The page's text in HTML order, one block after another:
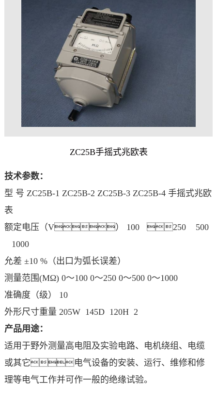
ZC25B手摇式兆欧表
技术参数：
型 号 ZC25B-1 ZC25B-2 ZC25B-3 ZC25B-4 手摇式兆欧
表
额定电压（V） 100 250 500
1000
允差 ±10 %（出口为弧长误差）
测量范围(MΩ) 0～100 0～250 0～500 0～1000
准确度（级） 10
外形尺寸重量 205W 145D 120H 2
产品用途：
适用于野外测量高电阻及实验电路、电机绕组、电缆
或其它电气设备的安装、运行、维修和修
理等电气工作并可作一般的绝缘试验。